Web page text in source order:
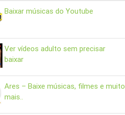
Baixar músicas do Youtube
Ver vídeos adulto sem precisar
baixar
Ares – Baixe músicas, filmes e muito
mais..